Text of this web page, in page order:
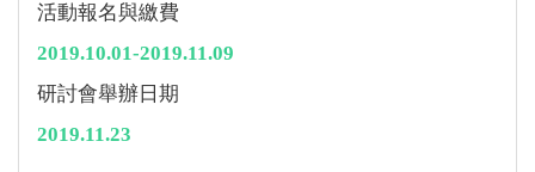
活動報名與繳費
2019.10.01-2019.11.09
研討會舉辦日期
2019.11.23